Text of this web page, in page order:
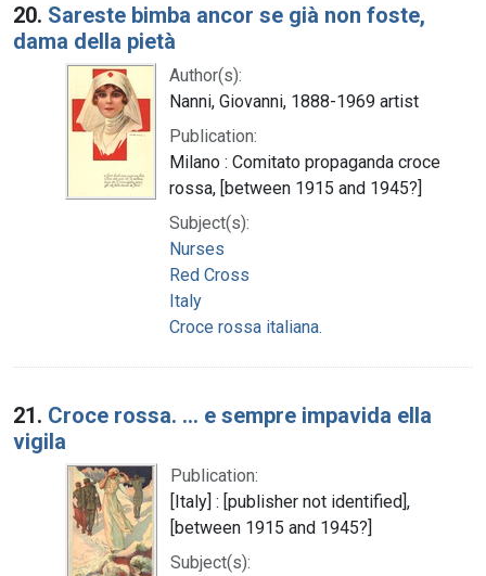
20. Sareste bimba ancor se già non foste,
dama della pietà
Author(s):
Nanni, Giovanni, 1888-1969 artist
Publication:
Milano : Comitato propaganda croce
rossa, [between 1915 and 1945?]
Subject(s):
Nurses
Red Cross
Italy
Croce rossa italiana.
21. Croce rossa. ... e sempre impavida ella
vigila
Publication:
[Italy] : [publisher not identified],
[between 1915 and 1945?]
Subject(s):